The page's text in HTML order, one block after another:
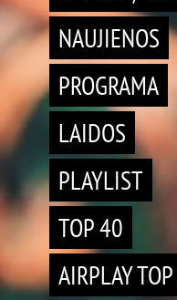
NAUJIENOS
PROGRAMA
LAIDOS
PLAYLIST
TOP 40
AIRPLAY